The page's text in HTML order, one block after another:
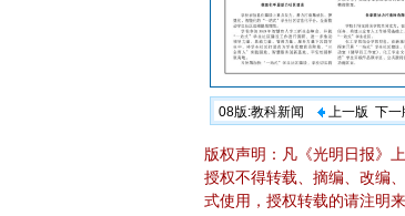
08版:教科新闻 上一版 下一
版权声明：凡《光明日报》
授权不得转载、摘编、改编
式使用，授权转载的请注明来